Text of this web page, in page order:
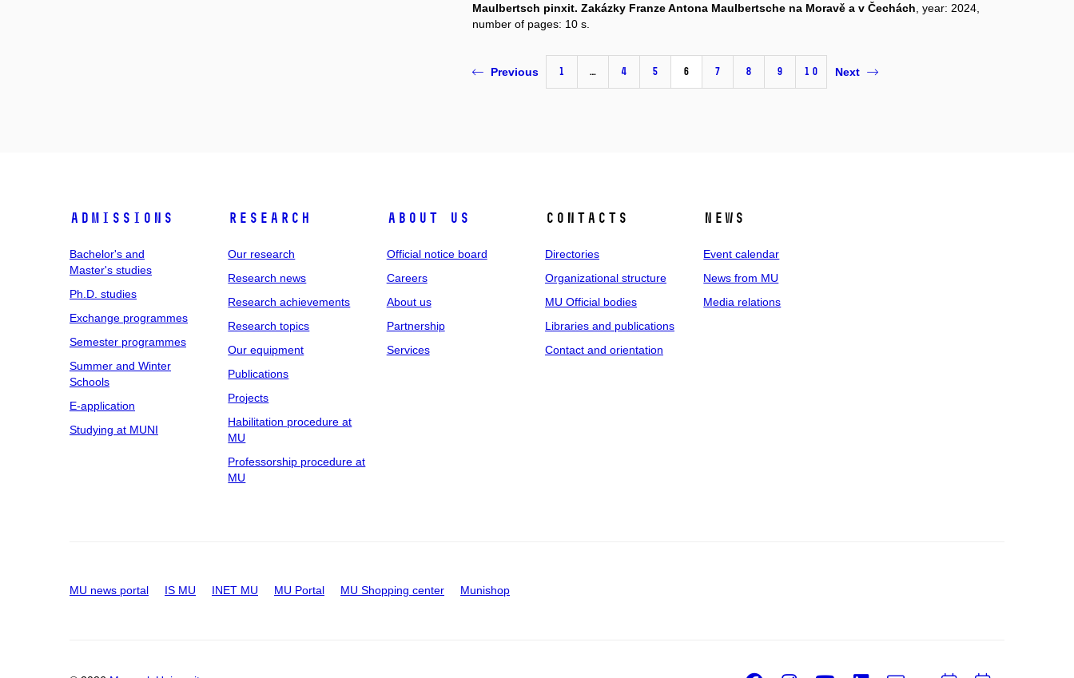
Maulbertsch pinxit. Zakázky Franze Antona Maulbertsche na Moravě a v Čechách , year: 2024,
number of pages: 10 s.
Previous 1 … 4 5 6 7 8 9 10 Next
Admissions
Bachelor's and
Master's studies
Ph.D. studies
Exchange programmes
Semester programmes
Summer and Winter
Schools
E-application
Studying at MUNI
Research
Our research
Research news
Research achievements
Research topics
Our equipment
Publications
Projects
Habilitation procedure at
MU
Professorship procedure at
MU
About us
Official notice board
Careers
About us
Partnership
Services
Contacts
Directories
Organizational structure
MU Official bodies
Libraries and publications
Contact and orientation
News
Event calendar
News from MU
Media relations
MU news portal IS MU INET MU MU Portal MU Shopping center Munishop